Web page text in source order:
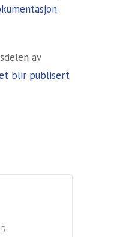
av
blir publisert